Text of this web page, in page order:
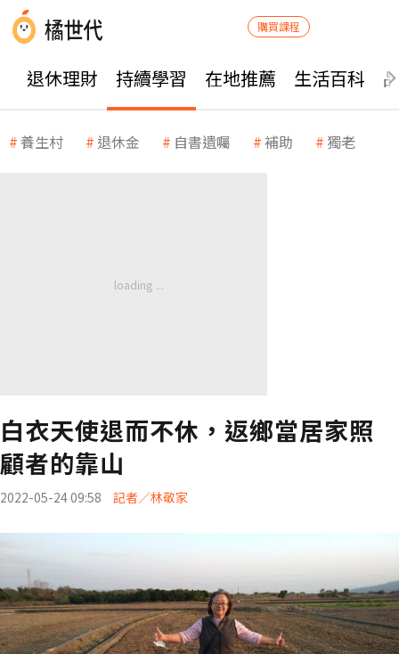
購買課程
退休理財 持續學習 在地推薦 生活百科
養生村 退休金 自書遺囑 補助 獨老
白衣天使退而不休，返鄉當居家照
顧者的靠山
2022-05-24 09:58 記者／林敬家